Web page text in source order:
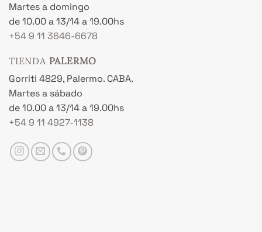
Martes a domingo
de 10.00 a 13/14 a 19.00hs
+54 9 11 3646-6678
TIENDA PALERMO
Gorriti 4829, Palermo. CABA.
Martes a sábado
de 10.00 a 13/14 a 19.00hs
+54 9 11 4927-1138